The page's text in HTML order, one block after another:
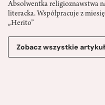
Absolwentka religioznawstwa
literacka. Współpracuje z
„Herito”
Zobacz wszystkie